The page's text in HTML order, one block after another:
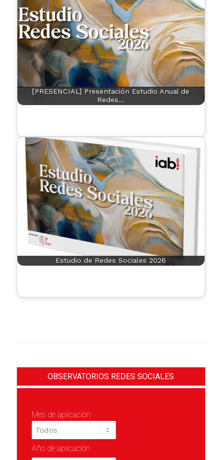
[PRESENCIAL] Presentación Estudio Anual de
Redes…
Estudio de Redes Sociales 2026
OBSERVATORIOS REDES SOCIALES
Mes de aplicación
Año de aplicación